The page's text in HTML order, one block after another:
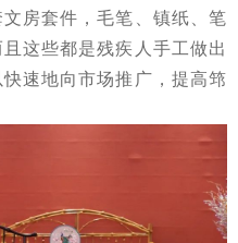
房套件，毛笔、 镇纸 、笔
这些都是残疾人手工做出
速地向市场推广，提高筇